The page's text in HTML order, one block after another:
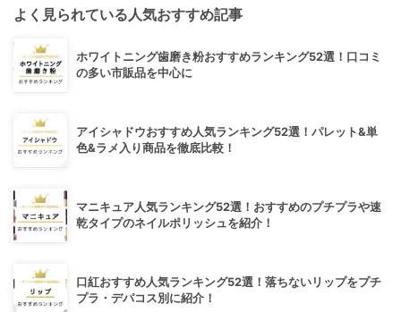
よく見られている人気おすすめ記事
ホワイトニング歯磨き粉おすすめランキング52選！口コミ
の多い市販品を中心に
アイシャドウおすすめ人気ランキング52選！パレット&単
色&ラメ入り商品を徹底比較！
マニキュア人気ランキング52選！おすすめのプチプラや速
乾タイプのネイルポリッシュを紹介！
口紅おすすめ人気ランキング52選！落ちないリップをプチ
プラ・デパコス別に紹介！